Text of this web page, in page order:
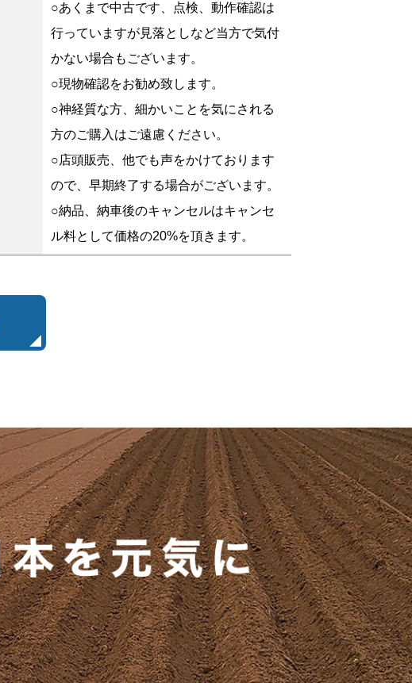
○あくまで中古です、点検、動作確認は
行っていますが見落としなど当方で気付
かない場合もございます。
○現物確認をお勧め致します。
○神経質な方、細かいことを気にされる
方のご購入はご遠慮ください。
○店頭販売、他でも声をかけております
ので、早期終了する場合がございます。
○納品、納車後のキャンセルはキャンセ
ル料として価格の20%を頂きます。